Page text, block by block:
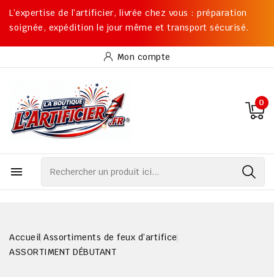
L’expertise de l’artificier, livrée chez vous : préparation
soignée, expédition le jour même et transport sécurisé.
Mon compte
0

Accueil Assortiments de feux d’artifice
ASSORTIMENT DÉBUTANT